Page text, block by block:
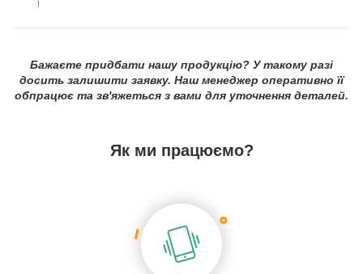
Бажаєте придбати нашу продукцію? У такому разі
досить залишити заявку. Наш менеджер оперативно її
обпрацює та зв'яжеться з вами для уточнення деталей.
Як ми працюємо?